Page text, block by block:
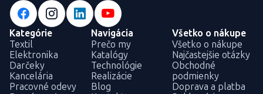
Kategórie
Textil
Elektronika
Darčeky
Kancelária
Pracovné odevy
Navigácia
Prečo my
Katalógy
Technológie
Realizácie
Blog
Všetko o nákupe
Všetko o nákupe
Najčastejšie otázky
Obchodné
podmienky
Doprava a platba